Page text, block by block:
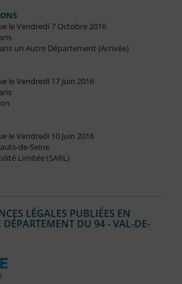
le Vendredi 7 Octobre 2016
un Autre Département (Arrivée)
le Vendredi 17 Juin 2016
le Vendredi 10 Juin 2016
de-Seine
Limitée (SARL)
LÉGALES PUBLIÉES EN
DU 94 - VAL-DE-